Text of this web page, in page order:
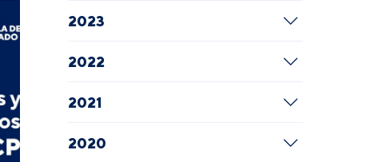
2023
2022
2021
2020